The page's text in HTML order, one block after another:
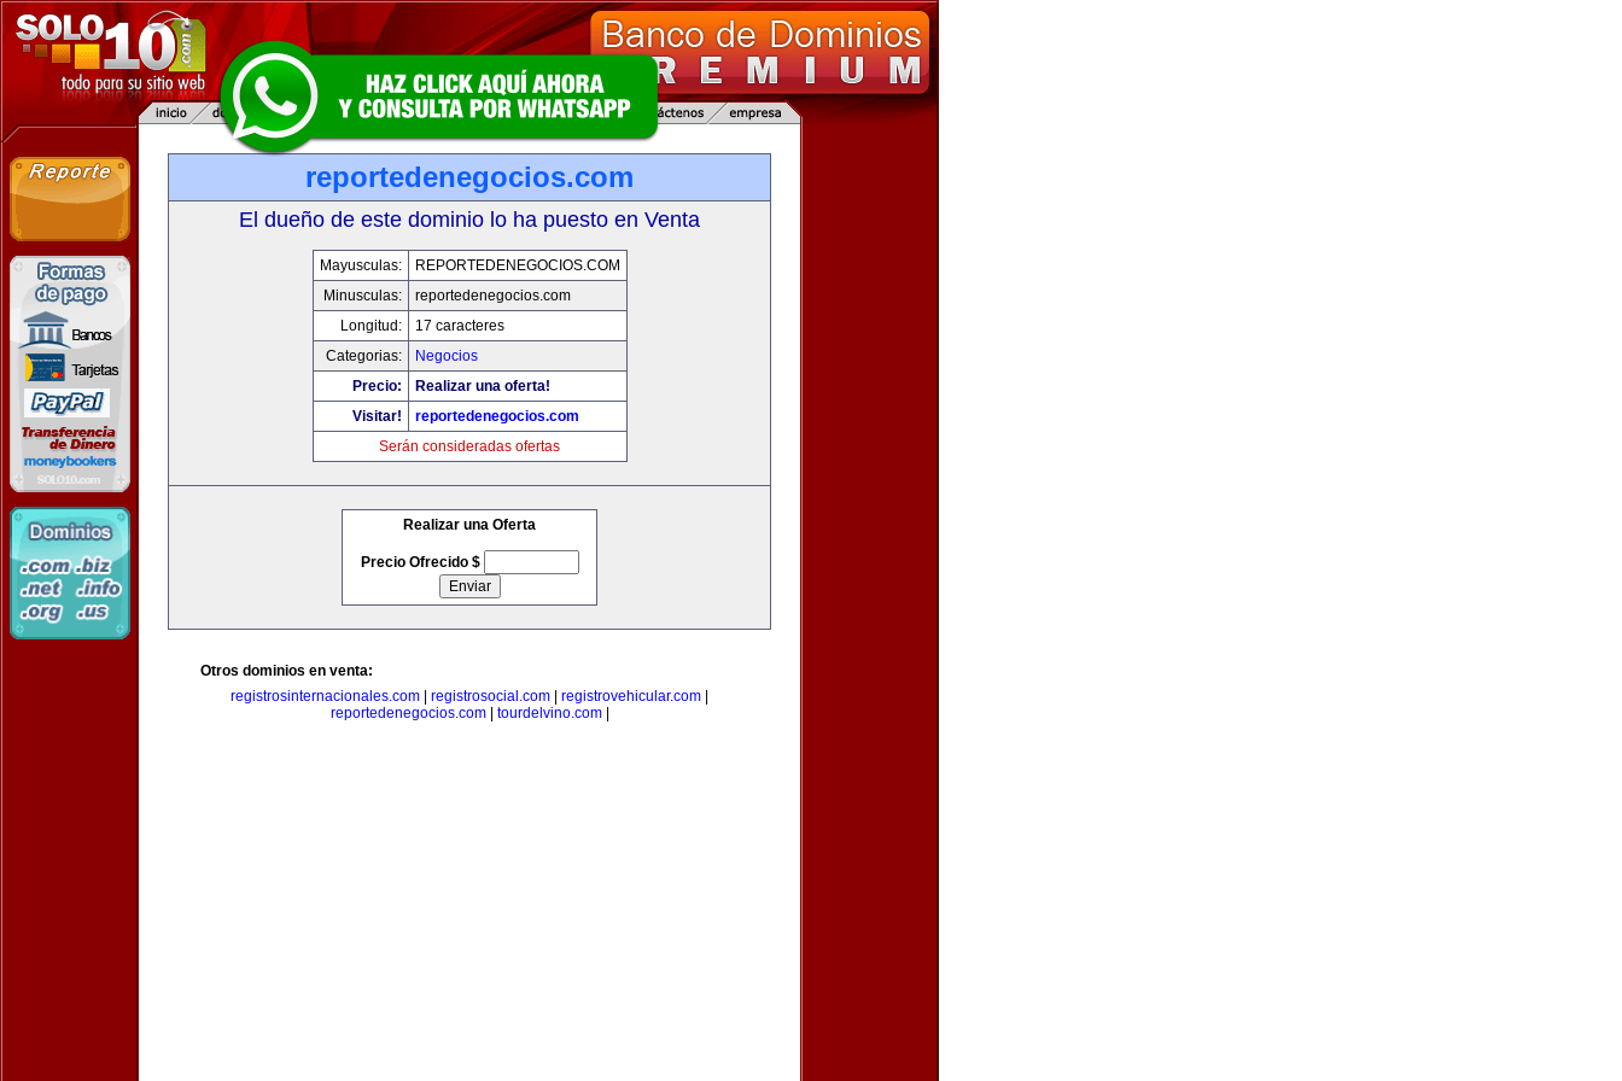
reportedenegocios.com
El dueño de este dominio lo ha puesto en Venta
Mayusculas:
REPORTEDENEGOCIOS.COM
Minusculas:
reportedenegocios.com
Longitud:
17 caracteres
Categorias:
Negocios
Precio:
Realizar una oferta!
Visitar!
reportedenegocios.com
Serán consideradas ofertas
Realizar una Oferta
Precio Ofrecido $
Otros dominios en venta:
registrosinternacionales.com
registrosocial.com registrovehicular.com
reportedenegocios.com| tourdelvino.com|